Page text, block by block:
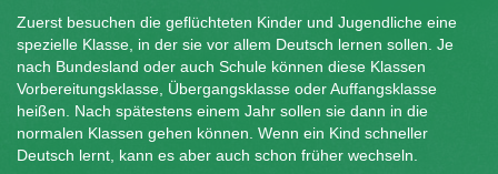
Zuerst besuchen die geflüchteten Kinder und Jugendliche eine
spezielle Klasse, in der sie vor allem Deutsch lernen sollen. Je
nach Bundesland oder auch Schule können diese Klassen
Vorbereitungsklasse, Übergangsklasse oder Auffangsklasse
heißen. Nach spätestens einem Jahr sollen sie dann in die
normalen Klassen gehen können. Wenn ein Kind schneller
Deutsch lernt, kann es aber auch schon früher wechseln.